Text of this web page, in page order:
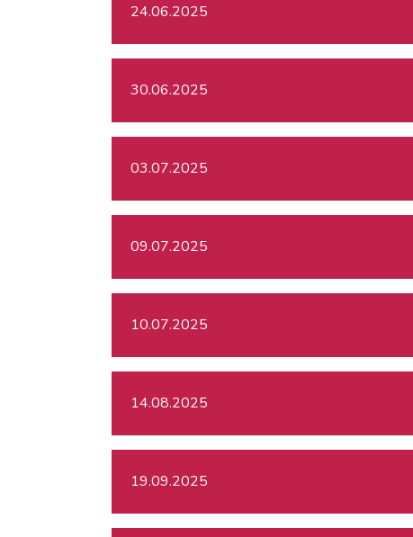
24.06.2025
30.06.2025
03.07.2025
09.07.2025
10.07.2025
14.08.2025
19.09.2025